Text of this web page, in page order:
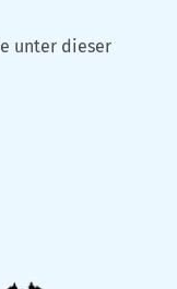
unter dieser